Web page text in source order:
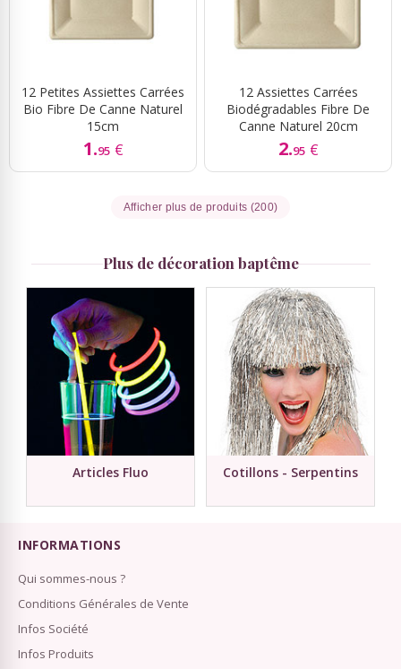
12 Petites Assiettes Carrées
Bio Fibre De Canne Naturel
15cm
1.95 €
12 Assiettes Carrées
Biodégradables Fibre De
Canne Naturel 20cm
2.95 €
Afficher plus de produits (200)
Plus de décoration baptême
Articles Fluo Cotillons - Serpentins
INFORMATIONS
Qui sommes-nous ?
Conditions Générales de Vente
Infos Société
Infos Produits